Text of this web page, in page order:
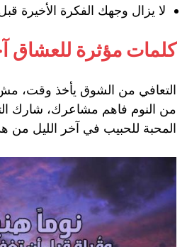
لا يزال وجهك الفكرة الأخيرة
كلمات مؤثرة للعشاق
التعافي من الشوق يأخذ وقت،
من النوم فاهم مشاعرك، شارك
المحبة للحبيب في آخر الليل من